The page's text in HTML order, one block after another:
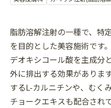
脂肪溶解注射の一種で、特
を目的とした美容施術です
デオキシコール酸を主成分
外に排出する効果がありま
するL-カルニチンや、むく
チョークエキスも配合され